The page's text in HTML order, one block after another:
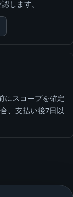
します。
にスコープを確定
、支払い後7日以